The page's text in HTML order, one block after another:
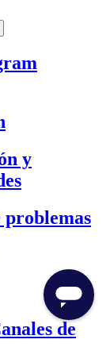
y
problemas
de